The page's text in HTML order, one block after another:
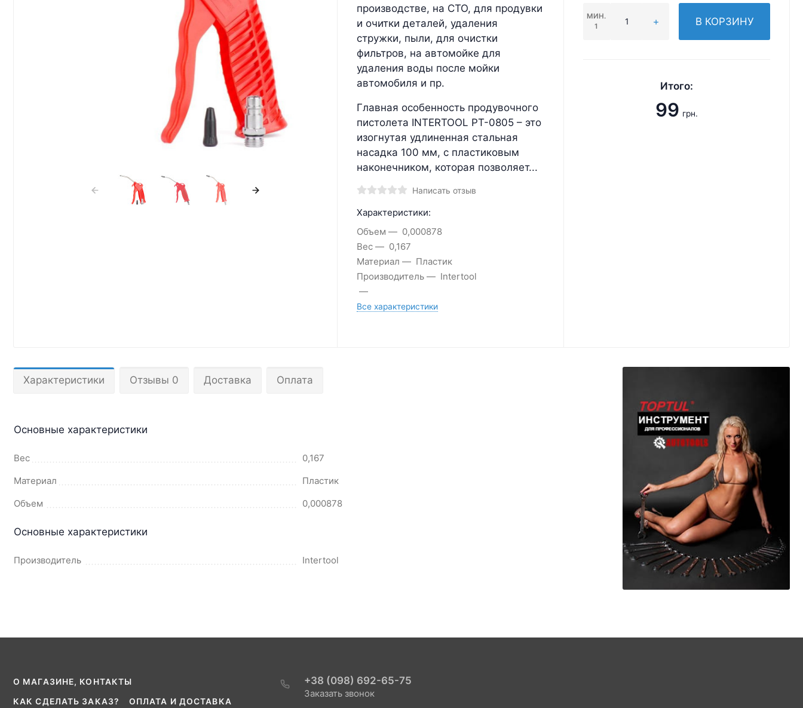
производстве, на СТО, для продувки
и очитки деталей, удаления
стружки, пыли, для очистки
фильтров, на автомойке для
удаления воды после мойки
автомобиля и пр.
Главная особенность продувочного
пистолета INTERTOOL PT-0805 – это
изогнутая удлиненная стальная
насадка 100 мм, с пластиковым
наконечником, которая позволяет...
Написать отзыв
Характеристики:
Объем
0,000878
Вес
0,167
Материал
Пластик
Производитель
Intertool
Все характеристики
МИН.
1
В КОРЗИНУ
Итого:
99 грн.
Характеристики Отзывы 0 Доставка Оплата
Основные характеристики
Вес
0,167
Материал
Пластик
Объем
0,000878
Основные характеристики
Производитель Intertool
О МАГАЗИНЕ, КОНТАКТЫ
КАК СДЕЛАТЬ ЗАКАЗ? ОПЛАТА И ДОСТАВКА
+38 (098) 692-65-75
Заказать звонок